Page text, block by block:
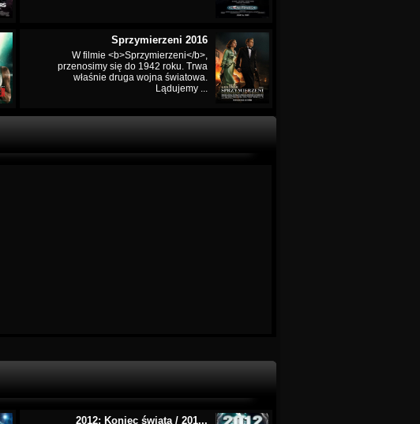
Sprzymierzeni 2016
W filmie <b>Sprzymierzeni</b>,
przenosimy się do 1942 roku. Trwa
właśnie druga wojna światowa.
Lądujemy ...
2012: Koniec świata / 201...